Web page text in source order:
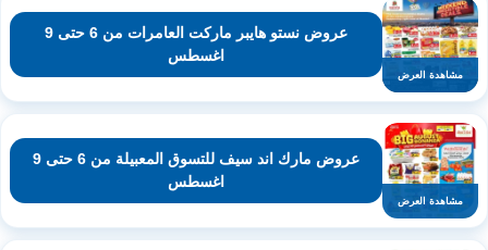
مشاهدة العرض
عروض نستو هايبر ماركت العامرات من 6 حتى 9
اغسطس
مشاهدة العرض
عروض مارك اند سيف للتسوق المعبيلة من 6 حتى 9
اغسطس